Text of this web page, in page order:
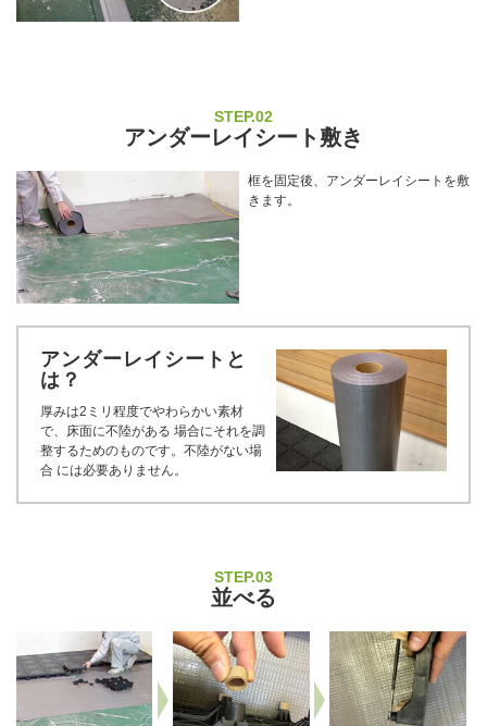
STEP.02
アンダーレイシート敷き
框を固定後、アンダーレイシートを敷
きます。
アンダーレイシートと
は？
厚みは2ミリ程度でやわらかい素材
で、床面に不陸がある 場合にそれを調
整するためのものです。不陸がない場
合 には必要ありません。
STEP.03
並べる